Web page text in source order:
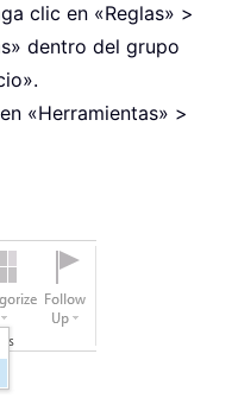
clic en «Reglas» >
dentro del grupo
«Herramientas» >